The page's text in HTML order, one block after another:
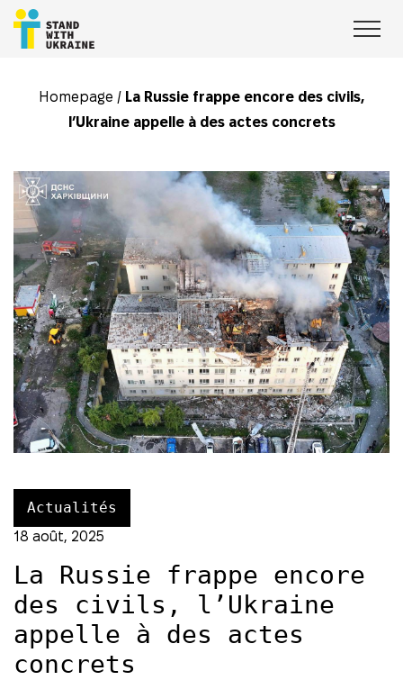
Homepage / La Russie frappe encore des civils,
l’Ukraine appelle à des actes concrets
Actualités
18 août, 2025
La Russie frappe encore
des civils, l’Ukraine
appelle à des actes
concrets